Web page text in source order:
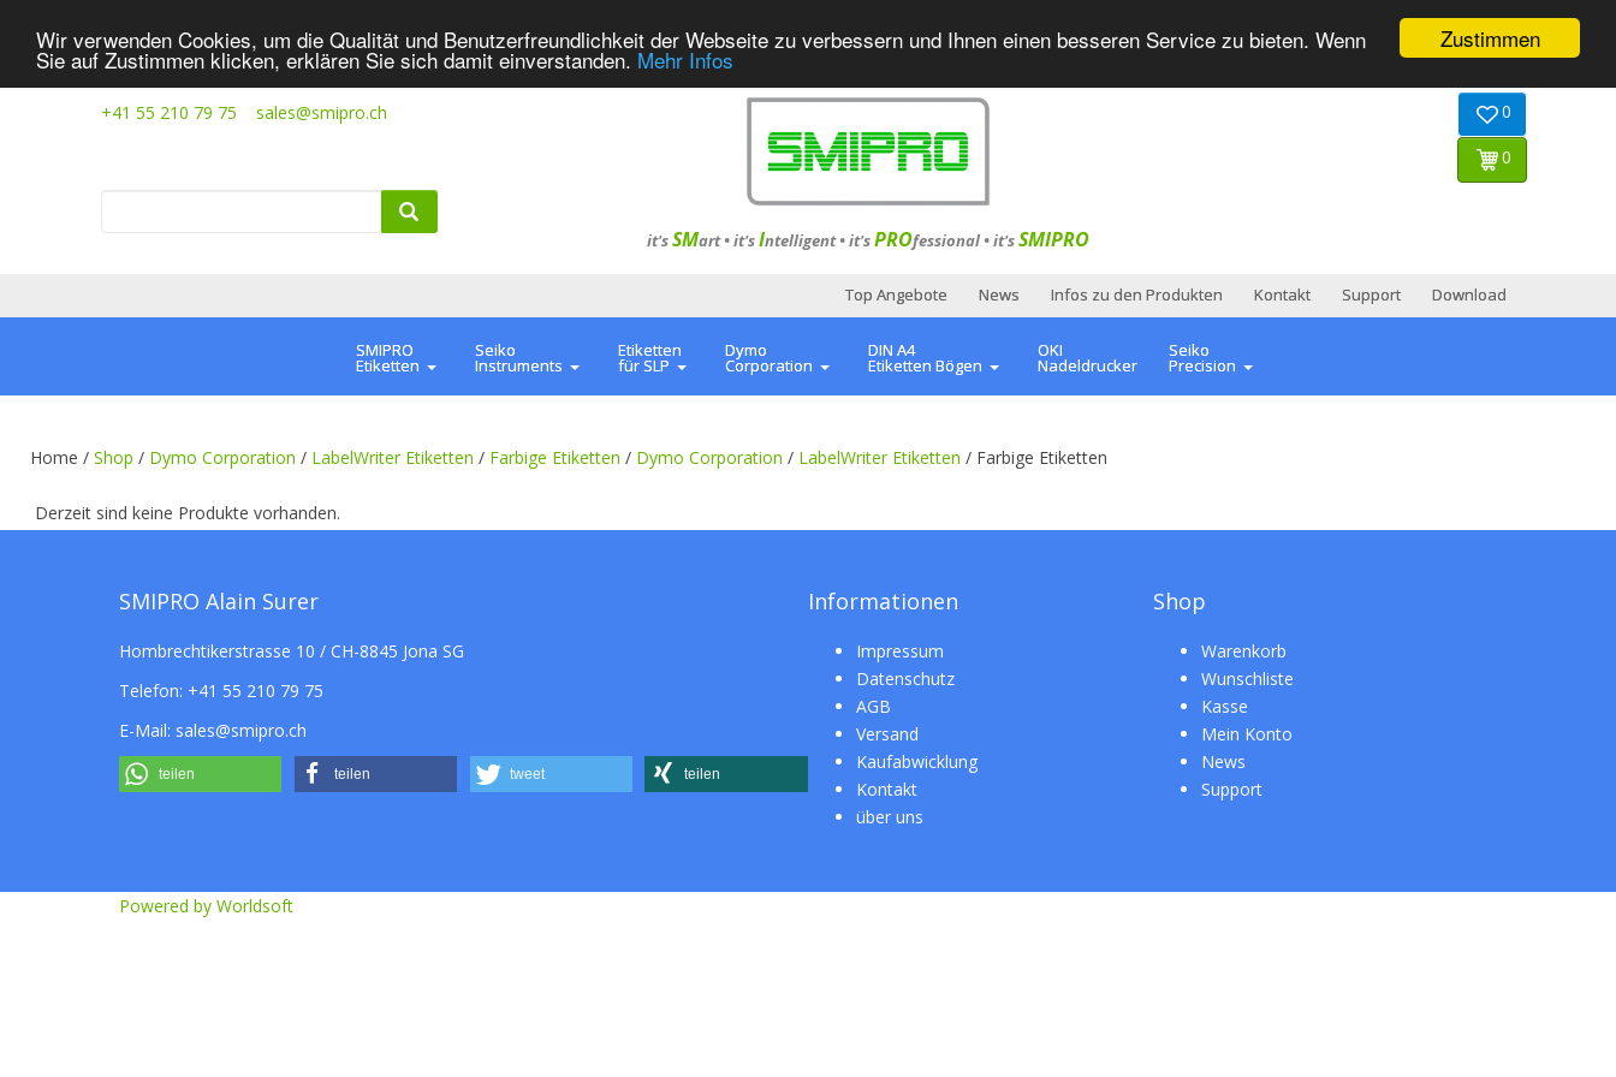
Zustimmen
Wir verwenden Cookies, um die Qualität und Benutzerfreundlichkeit der Webseite zu verbessern und Ihnen einen besseren Service zu bieten. Wenn
Sie auf Zustimmen klicken, erklären Sie sich damit einverstanden. Mehr Infos
+41 55 210 79 75 sales@smipro.ch
it'sSMart •it'sIntelligent•it'sPROfessional•it'sSMIPRO
0
0
Top Angebote News Infos zu den Produkten Kontakt Support Download
SMIPRO
Etiketten
Seiko
Instruments
Etiketten
für SLP
Dymo
Corporation
DIN A4
Etiketten Bögen
OKI
Nadeldrucker
Seiko
Precision
Home / Shop / Dymo Corporation / LabelWriter Etiketten / Farbige Etiketten / Dymo Corporation / LabelWriter Etiketten / Farbige Etiketten
Derzeit sind keine Produkte vorhanden.
SMIPRO Alain Surer
Hombrechtikerstrasse 10 / CH-8845 Jona SG
Telefon: +41 55 210 79 75
E-Mail: sales@smipro.ch
teilen teilen tweet teilen
Informationen
Impressum
Datenschutz
AGB
Versand
Kaufabwicklung
Kontakt
über uns
Shop
Warenkorb
Wunschliste
Kasse
Mein Konto
News
Support
Powered by Worldsoft